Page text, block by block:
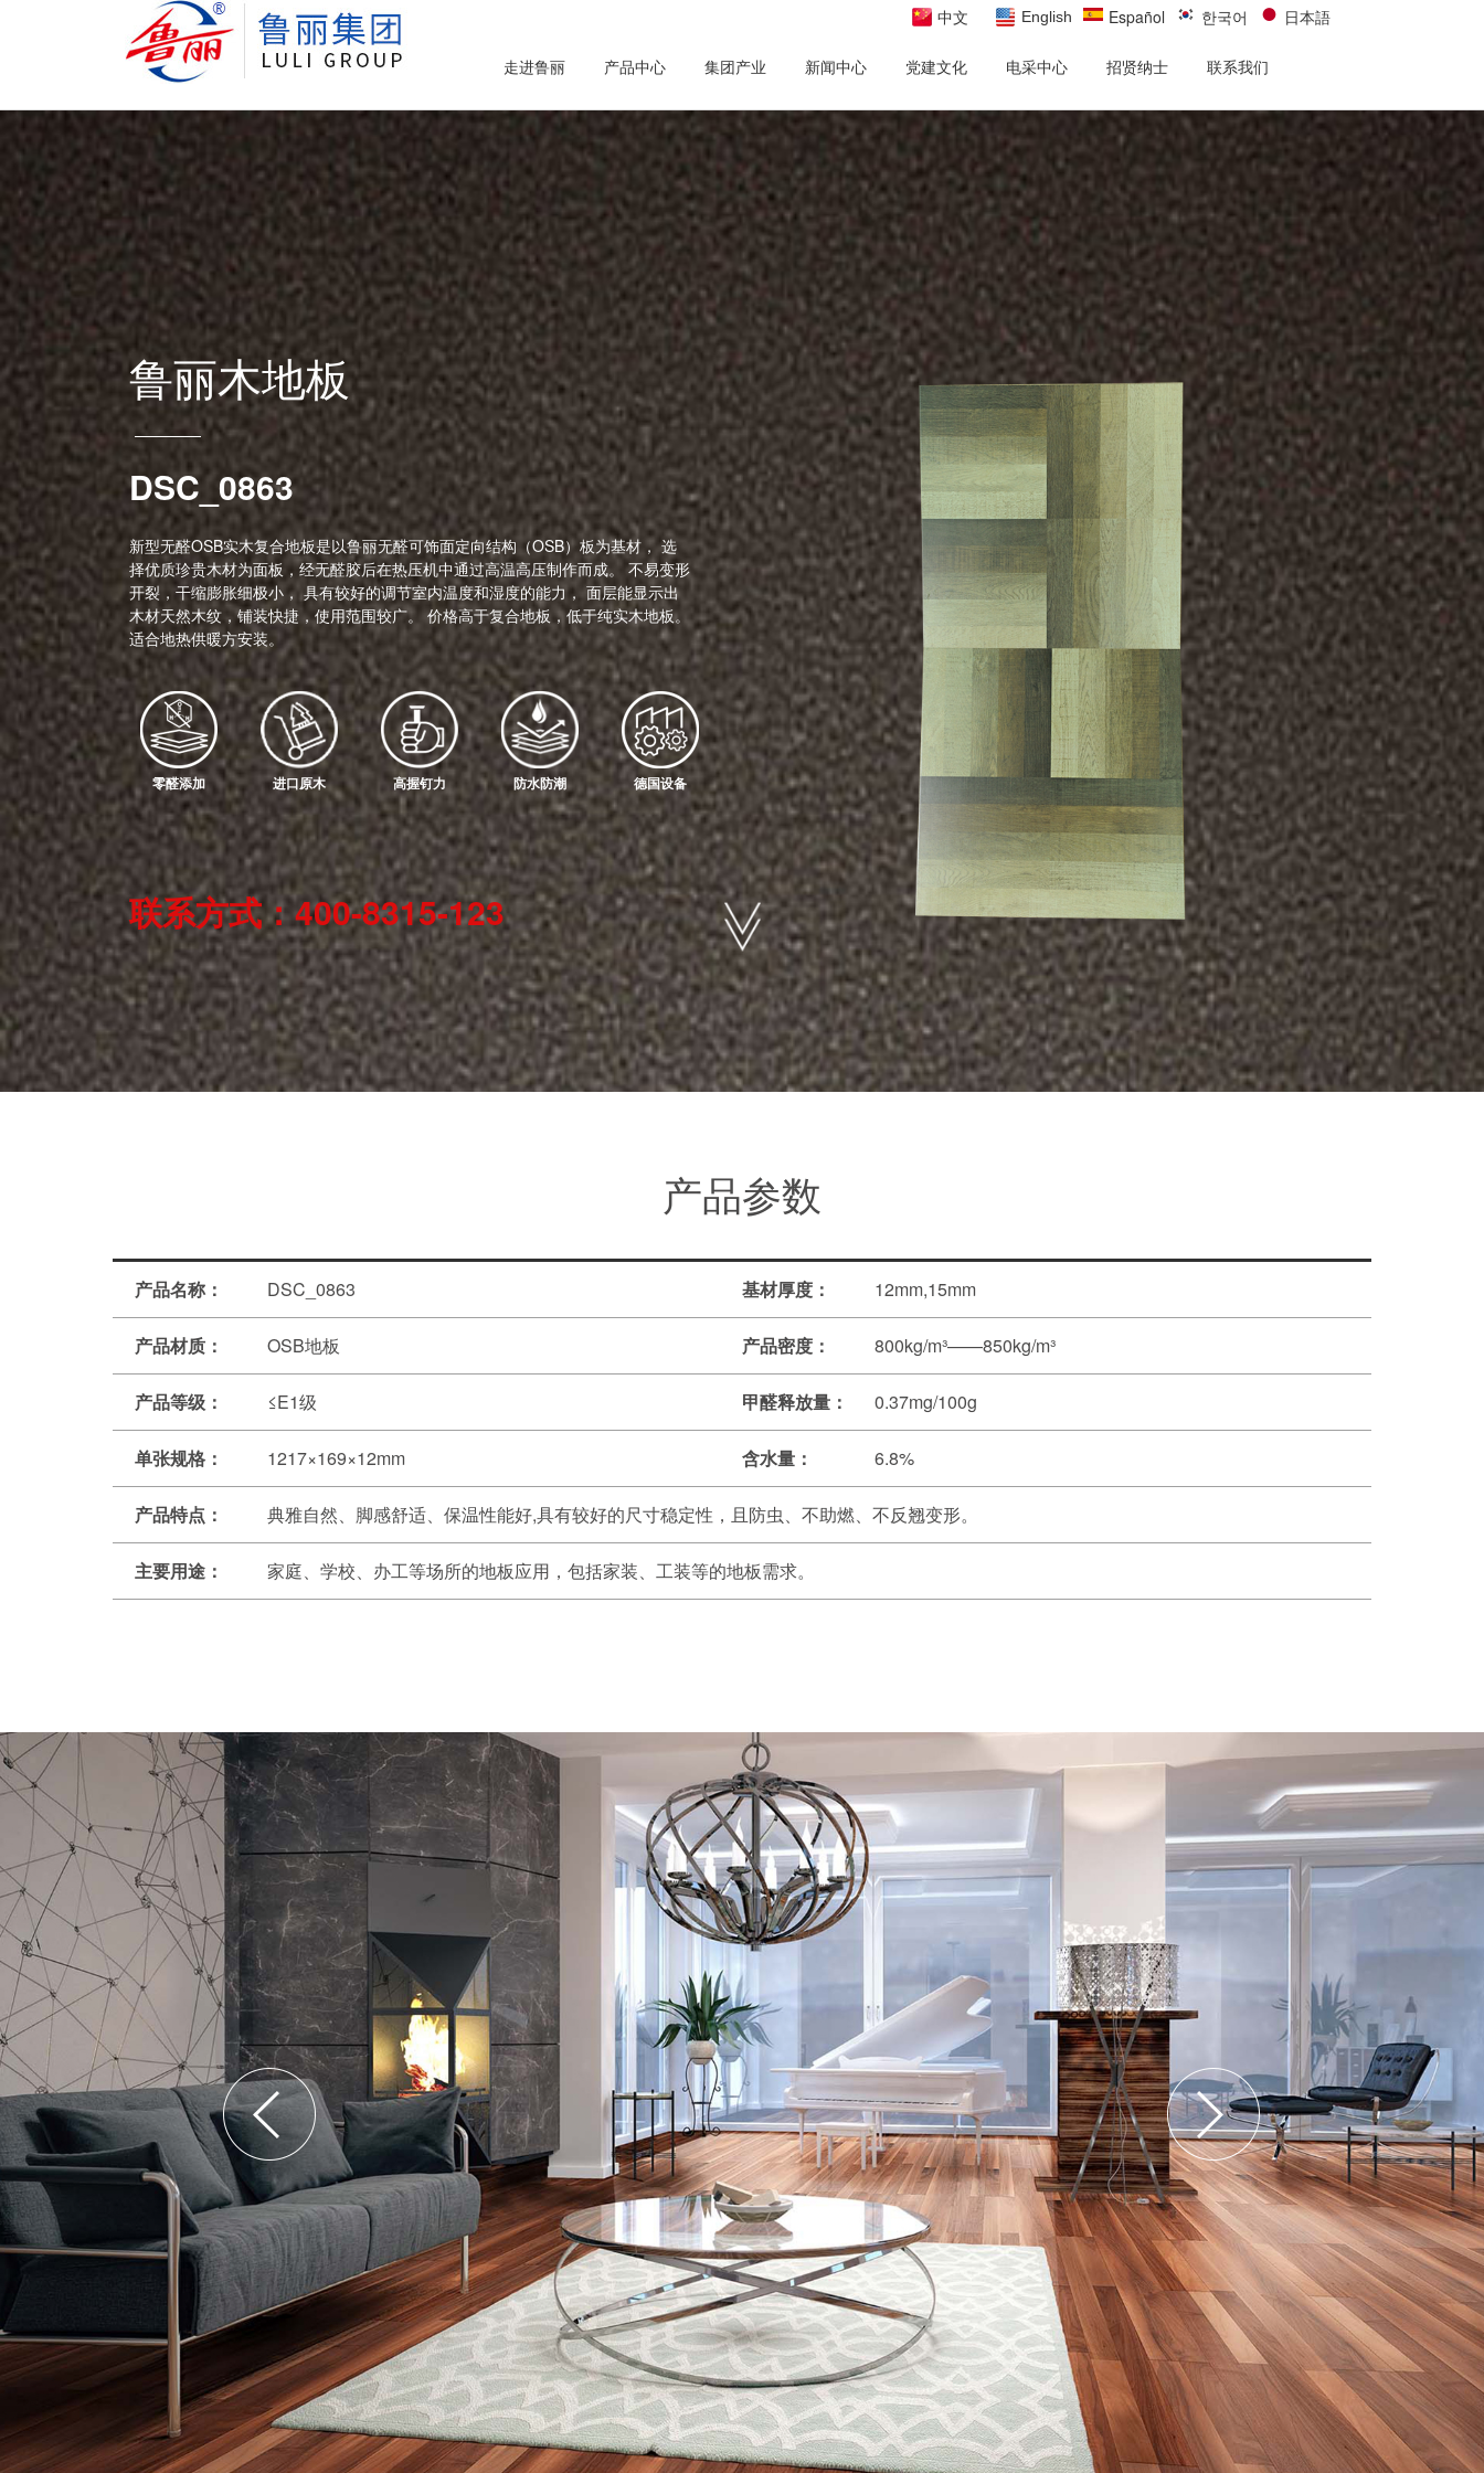
日本語
한국어
Español
English
中文
走进鲁丽 产品中心 集团产业 新闻中心 党建文化 电采中心 招贤纳士 联系我们
鲁丽木地板
DSC_0863
新型无醛OSB实木复合地板是以鲁丽无醛可饰面定向结构（OSB）板为基材， 选
择优质珍贵木材为面板，经无醛胶后在热压机中通过高温高压制作而成。 不易变形
开裂，干缩膨胀细极小， 具有较好的调节室内温度和湿度的能力， 面层能显示出
木材天然木纹，铺装快捷，使用范围较广。 价格高于复合地板，低于纯实木地板。
适合地热供暖方安装。
零醛添加 进口原木 高握钉力 防水防潮 德国设备
联系方式：400-8315-123
产品参数
产品名称： DSC_0863 基材厚度： 12mm,15mm
产品材质： OSB地板 产品密度： 800kg/m³——850kg/m³
产品等级： ≤E1级 甲醛释放量： 0.37mg/100g
单张规格： 1217×169×12mm 含水量： 6.8%
产品特点： 典雅自然、脚感舒适、保温性能好,具有较好的尺寸稳定性，且防虫、不助燃、不反翘变形。
主要用途： 家庭、学校、办工等场所的地板应用，包括家装、工装等的地板需求。